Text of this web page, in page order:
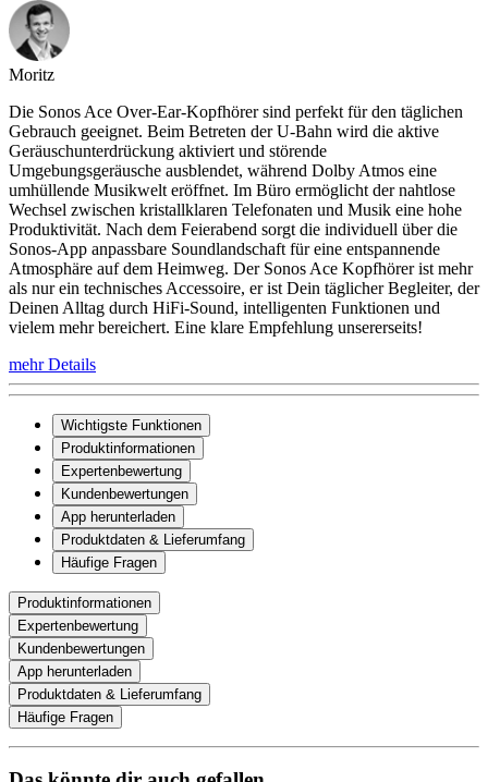
Moritz
Die Sonos Ace Over-Ear-Kopfhörer sind perfekt für den täglichen
Gebrauch geeignet. Beim Betreten der U-Bahn wird die aktive
Geräuschunterdrückung aktiviert und störende
Umgebungsgeräusche ausblendet, während Dolby Atmos eine
umhüllende Musikwelt eröffnet. Im Büro ermöglicht der nahtlose
Wechsel zwischen kristallklaren Telefonaten und Musik eine hohe
Produktivität. Nach dem Feierabend sorgt die individuell über die
Sonos-App anpassbare Soundlandschaft für eine entspannende
Atmosphäre auf dem Heimweg. Der Sonos Ace Kopfhörer ist mehr
als nur ein technisches Accessoire, er ist Dein täglicher Begleiter, der
Deinen Alltag durch HiFi-Sound, intelligenten Funktionen und
vielem mehr bereichert. Eine klare Empfehlung unsererseits!
mehr Details
Wichtigste Funktionen
Produktinformationen
Expertenbewertung
Kundenbewertungen
App herunterladen
Produktdaten & Lieferumfang
Häufige Fragen
Produktinformationen
Expertenbewertung
Kundenbewertungen
App herunterladen
Produktdaten & Lieferumfang
Häufige Fragen